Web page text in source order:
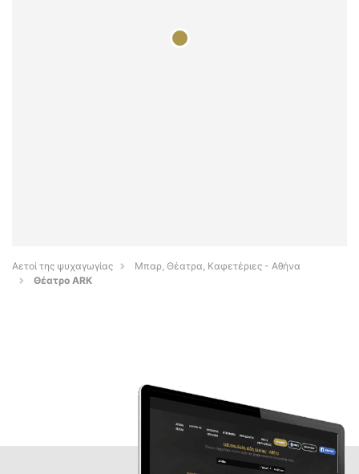
Αετοί της ψυχαγωγίας
Μπαρ, Θέατρα, Καφετέριες - Αθήνα
Θέατρο ARK